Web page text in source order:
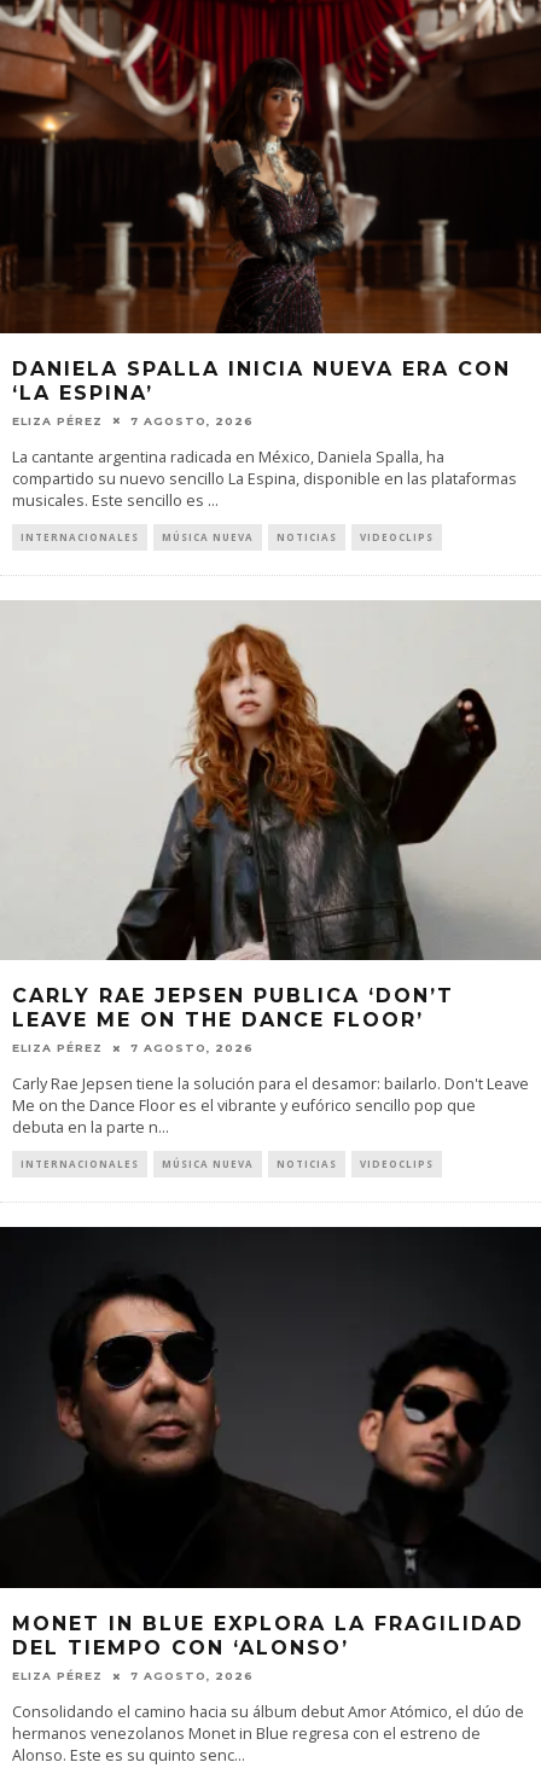
DANIELA SPALLA INICIA NUEVA ERA CON
‘LA ESPINA’
ELIZA PÉREZ 7 AGOSTO, 2026
La cantante argentina radicada en México, Daniela Spalla, ha
compartido su nuevo sencillo La Espina, disponible en las plataformas
musicales. Este sencillo es ...
INTERNACIONALES MÚSICA NUEVA NOTICIAS VIDEOCLIPS
CARLY RAE JEPSEN PUBLICA ‘DON’T
LEAVE ME ON THE DANCE FLOOR’
ELIZA PÉREZ 7 AGOSTO, 2026
Carly Rae Jepsen tiene la solución para el desamor: bailarlo. Don't Leave
Me on the Dance Floor es el vibrante y eufórico sencillo pop que
debuta en la parte n...
INTERNACIONALES MÚSICA NUEVA NOTICIAS VIDEOCLIPS
MONET IN BLUE EXPLORA LA FRAGILIDAD
DEL TIEMPO CON ‘ALONSO’
ELIZA PÉREZ 7 AGOSTO, 2026
Consolidando el camino hacia su álbum debut Amor Atómico, el dúo de
hermanos venezolanos Monet in Blue regresa con el estreno de
Alonso. Este es su quinto senc...